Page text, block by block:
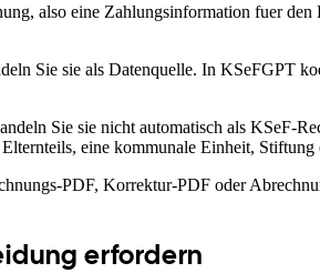
also eine Zahlungsinformation fuer
Sie sie als Datenquelle. In KSeFGPT
Sie sie nicht automatisch als KSeF-
eine kommunale Einheit,
PDF, Korrektur-PDF oder
erfordern